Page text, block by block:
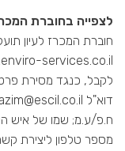
לצפייה בחוברת
חוברת המכרז לעיון
לקבל, כנגד מסירת
ח.פ/ע.מ; שמו של איש
מספר טלפון ליצירת